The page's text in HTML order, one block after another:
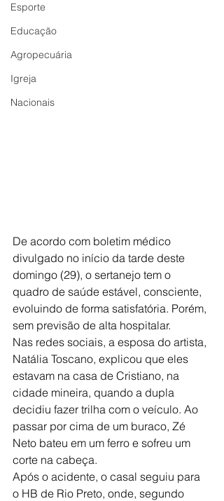
Esporte
Educação
Agropecuária
Igreja
Nacionais
De acordo com boletim médico
divulgado no início da tarde deste
domingo (29), o sertanejo tem o
quadro de saúde estável, consciente,
evoluindo de forma satisfatória. Porém,
sem previsão de alta hospitalar.
Nas redes sociais, a esposa do artista,
Natália Toscano, explicou que eles
estavam na casa de Cristiano, na
cidade mineira, quando a dupla
decidiu fazer trilha com o veículo. Ao
passar por cima de um buraco, Zé
Neto bateu em um ferro e sofreu um
corte na cabeça.
Após o acidente, o casal seguiu para
o HB de Rio Preto, onde, segundo